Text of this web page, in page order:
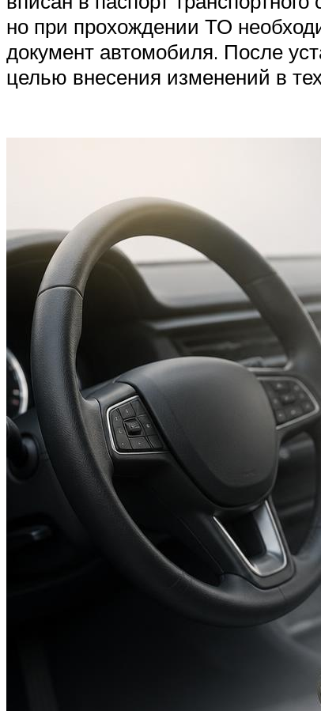
но при прохождении ТО
документ автомобиля. После
целью внесения изменений в